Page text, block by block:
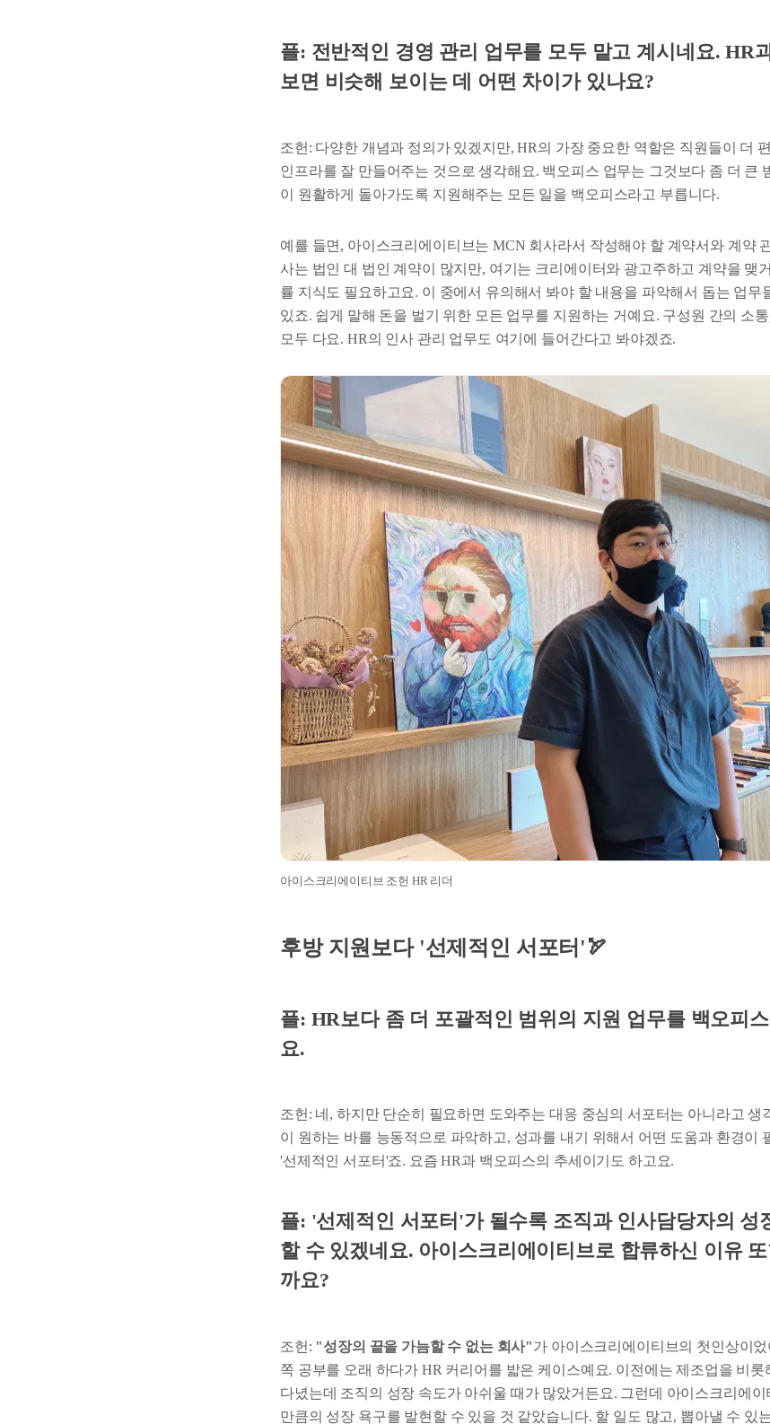
플: 전반적인 경영 관리 업무를 모두 맡고 계시네요. HR
보면 비슷해 보이는 데 어떤 차이가 있나요?
조헌: 다양한 개념과 정의가 있겠지만, HR의 가장 중요한 역할은 직원들이 더
인프라를 잘 만들어주는 것으로 생각해요. 백오피스 업무는 그것보다 좀 더 큰
이 원활하게 돌아가도록 지원해주는 모든 일을 백오피스라고 부릅니다.
예를 들면, 아이스크리에이티브는 MCN 회사라서 작성해야 할 계약서와 계약
사는 법인 대 법인 계약이 많지만, 여기는 크리에이터와 광고주하고 계약을 맺
률 지식도 필요하고요. 이 중에서 유의해서 봐야 할 내용을 파악해서 돕는 업무
있죠. 쉽게 말해 돈을 벌기 위한 모든 업무를 지원하는 거예요. 구성원 간의 소
모두 다요. HR의 인사 관리 업무도 여기에 들어간다고 봐야겠죠.
아이스크리에이티브 조헌 HR 리더
후방 지원보다 '선제적인 서포터'🏹
플: HR보다 좀 더 포괄적인 범위의 지원 업무를 백오피
요.
조헌: 네, 하지만 단순히 필요하면 도와주는 대응 중심의 서포터는 아니라고 생
이 원하는 바를 능동적으로 파악하고, 성과를 내기 위해서 어떤 도움과 환경이
'선제적인 서포터'죠. 요즘 HR과 백오피스의 추세이기도 하고요.
플: '선제적인 서포터'가 될수록 조직과 인사담당자의 성
할 수 있겠네요. 아이스크리에이티브로 합류하신 이유
까요?
조헌: "성장의 끝을 가늠할 수 없는 회사"가 아이스크리에이티브의 첫인상이
쪽 공부를 오래 하다가 HR 커리어를 밟은 케이스예요. 이전에는 제조업을 비롯
다녔는데 조직의 성장 속도가 아쉬울 때가 많았거든요. 그런데 아이스크리에
만큼의 성장 욕구를 발현할 수 있을 것 같았습니다. 할 일도 많고, 뽑아낼 수 있